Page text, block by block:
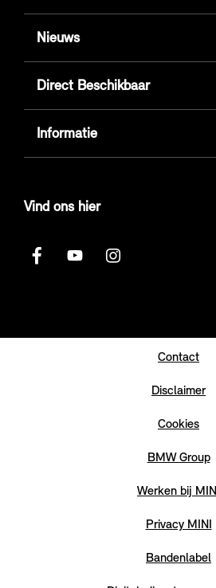
Nieuws
Direct Beschikbaar
Informatie
Vind ons hier
Contact
Disclaimer
Cookies
BMW Group
Werken bij MINI
Privacy MINI
Bandenlabel